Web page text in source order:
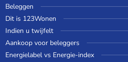
Beleggen
Dit is 123Wonen
Indien u twijfelt
Aankoop voor beleggers
Energielabel vs Energie-index